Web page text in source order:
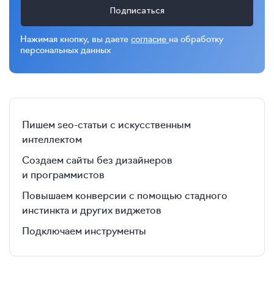
Подписаться
Нажимая кнопку, вы даете согласие на обработку
персональных данных
Пишем seo-статьи с искусственным
интеллектом
Создаем сайты без дизайнеров
и программистов
Повышаем конверсии с помощью стадного
инстинкта и других виджетов
Подключаем инструменты